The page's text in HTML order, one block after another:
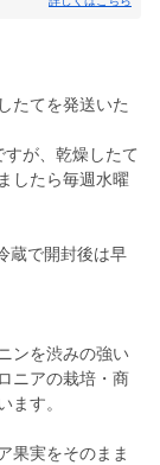
たてを発送いた
すが、乾燥したて
したら毎週水曜
蔵で開封後は早
ンを渋みの強い
ニアの栽培・商
ます。
果実をそのまま